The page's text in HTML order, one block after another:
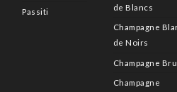
Passiti
de Blancs
Champagne
de Noirs
Champagne
Champagne